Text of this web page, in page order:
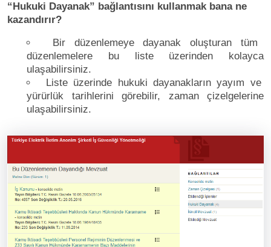
“Hukuki Dayanak” bağlantısını kullanmak bana ne
kazandırır?
Bir düzenlemeye dayanak oluşturan tüm
düzenlemelere bu liste üzerinden kolayca
ulaşabilirsiniz.
Liste üzerinde hukuki dayanakların yayım ve
yürürlük tarihlerini görebilir, zaman çizelgelerine
ulaşabilirsiniz.